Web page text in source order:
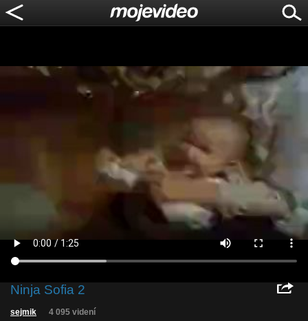
Ninja Sofia 2
sejmik 4 095 videní